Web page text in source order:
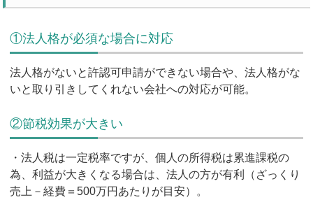
①法人格が必須な場合に対応
法人格がないと許認可申請ができない場合や、法人格がな
いと取り引きしてくれない会社への対応が可能。
②節税効果が大きい
・法人税は一定税率ですが、個人の所得税は累進課税の
為、利益が大きくなる場合は、法人の方が有利（ざっくり
売上－経費＝500万円あたりが目安）。